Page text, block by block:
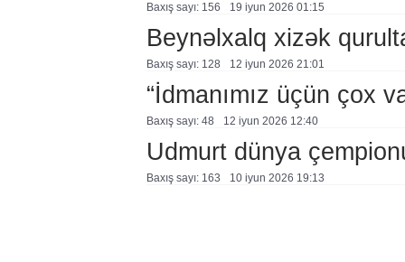
Baxış sayı: 156 19 i̇yun 2026 01:15
Beynəlxalq xizək
Baxış sayı: 128 12 i̇yun 2026 21:01
“İdmanımız üçün çox
Baxış sayı: 48 12 i̇yun 2026 12:40
Udmurt dünya
Baxış sayı: 163 10 i̇yun 2026 19:13